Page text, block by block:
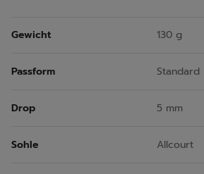
Gewicht 130 g
Passform Standard
Drop 5 mm
Sohle Allcourt